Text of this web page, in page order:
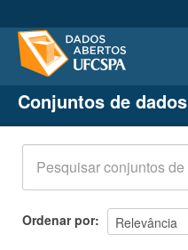
Conjuntos de dados
Organizações
Grupos
Sobre
Conjuntos de dados
Ordenar por